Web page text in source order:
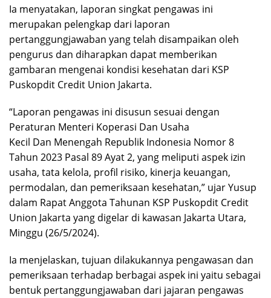
Ia menyatakan, laporan singkat pengawas ini
merupakan pelengkap dari laporan
pertanggungjawaban yang telah disampaikan oleh
pengurus dan diharapkan dapat memberikan
gambaran mengenai kondisi kesehatan dari KSP
Puskopdit Credit Union Jakarta.
“Laporan pengawas ini disusun sesuai dengan
Peraturan Menteri Koperasi Dan Usaha
Kecil Dan Menengah Republik Indonesia Nomor 8
Tahun 2023 Pasal 89 Ayat 2, yang meliputi aspek izin
usaha, tata kelola, profil risiko, kinerja keuangan,
permodalan, dan pemeriksaan kesehatan,” ujar Yusup
dalam Rapat Anggota Tahunan KSP Puskopdit Credit
Union Jakarta yang digelar di kawasan Jakarta Utara,
Minggu (26/5/2024).
Ia menjelaskan, tujuan dilakukannya pengawasan dan
pemeriksaan terhadap berbagai aspek ini yaitu sebagai
bentuk pertanggungjawaban dari jajaran pengawas